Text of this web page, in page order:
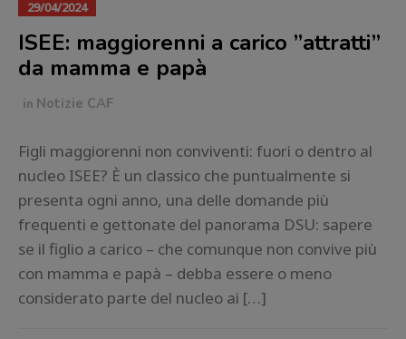
29/04/2024
ISEE: maggiorenni a carico ”attratti”
da mamma e papà
in Notizie CAF
Figli maggiorenni non conviventi: fuori o dentro al
nucleo ISEE? È un classico che puntualmente si
presenta ogni anno, una delle domande più
frequenti e gettonate del panorama DSU: sapere
se il figlio a carico – che comunque non convive più
con mamma e papà – debba essere o meno
considerato parte del nucleo ai […]